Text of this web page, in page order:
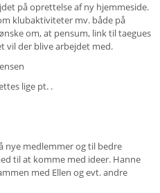
på oprettelse af ny hjemmeside.
klubaktiviteter mv. både på
om, at pensum, link til taegues
vil der blive arbejdet med.
lige pt. .
nye medlemmer og til bedre
til at komme med ideer. Hanne
med Ellen og evt. andre